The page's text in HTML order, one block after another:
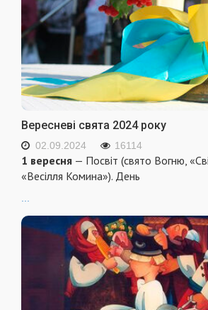
Вересневі свята 2024 року
02.09.2024 16114
1 вересня — Посвіт (свято Вогню,
«Весілля Комина»). День